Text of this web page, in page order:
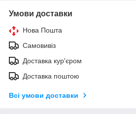
Умови доставки
Нова Пошта
Самовивіз
Доставка кур'єром
Доставка поштою
Всі умови доставки